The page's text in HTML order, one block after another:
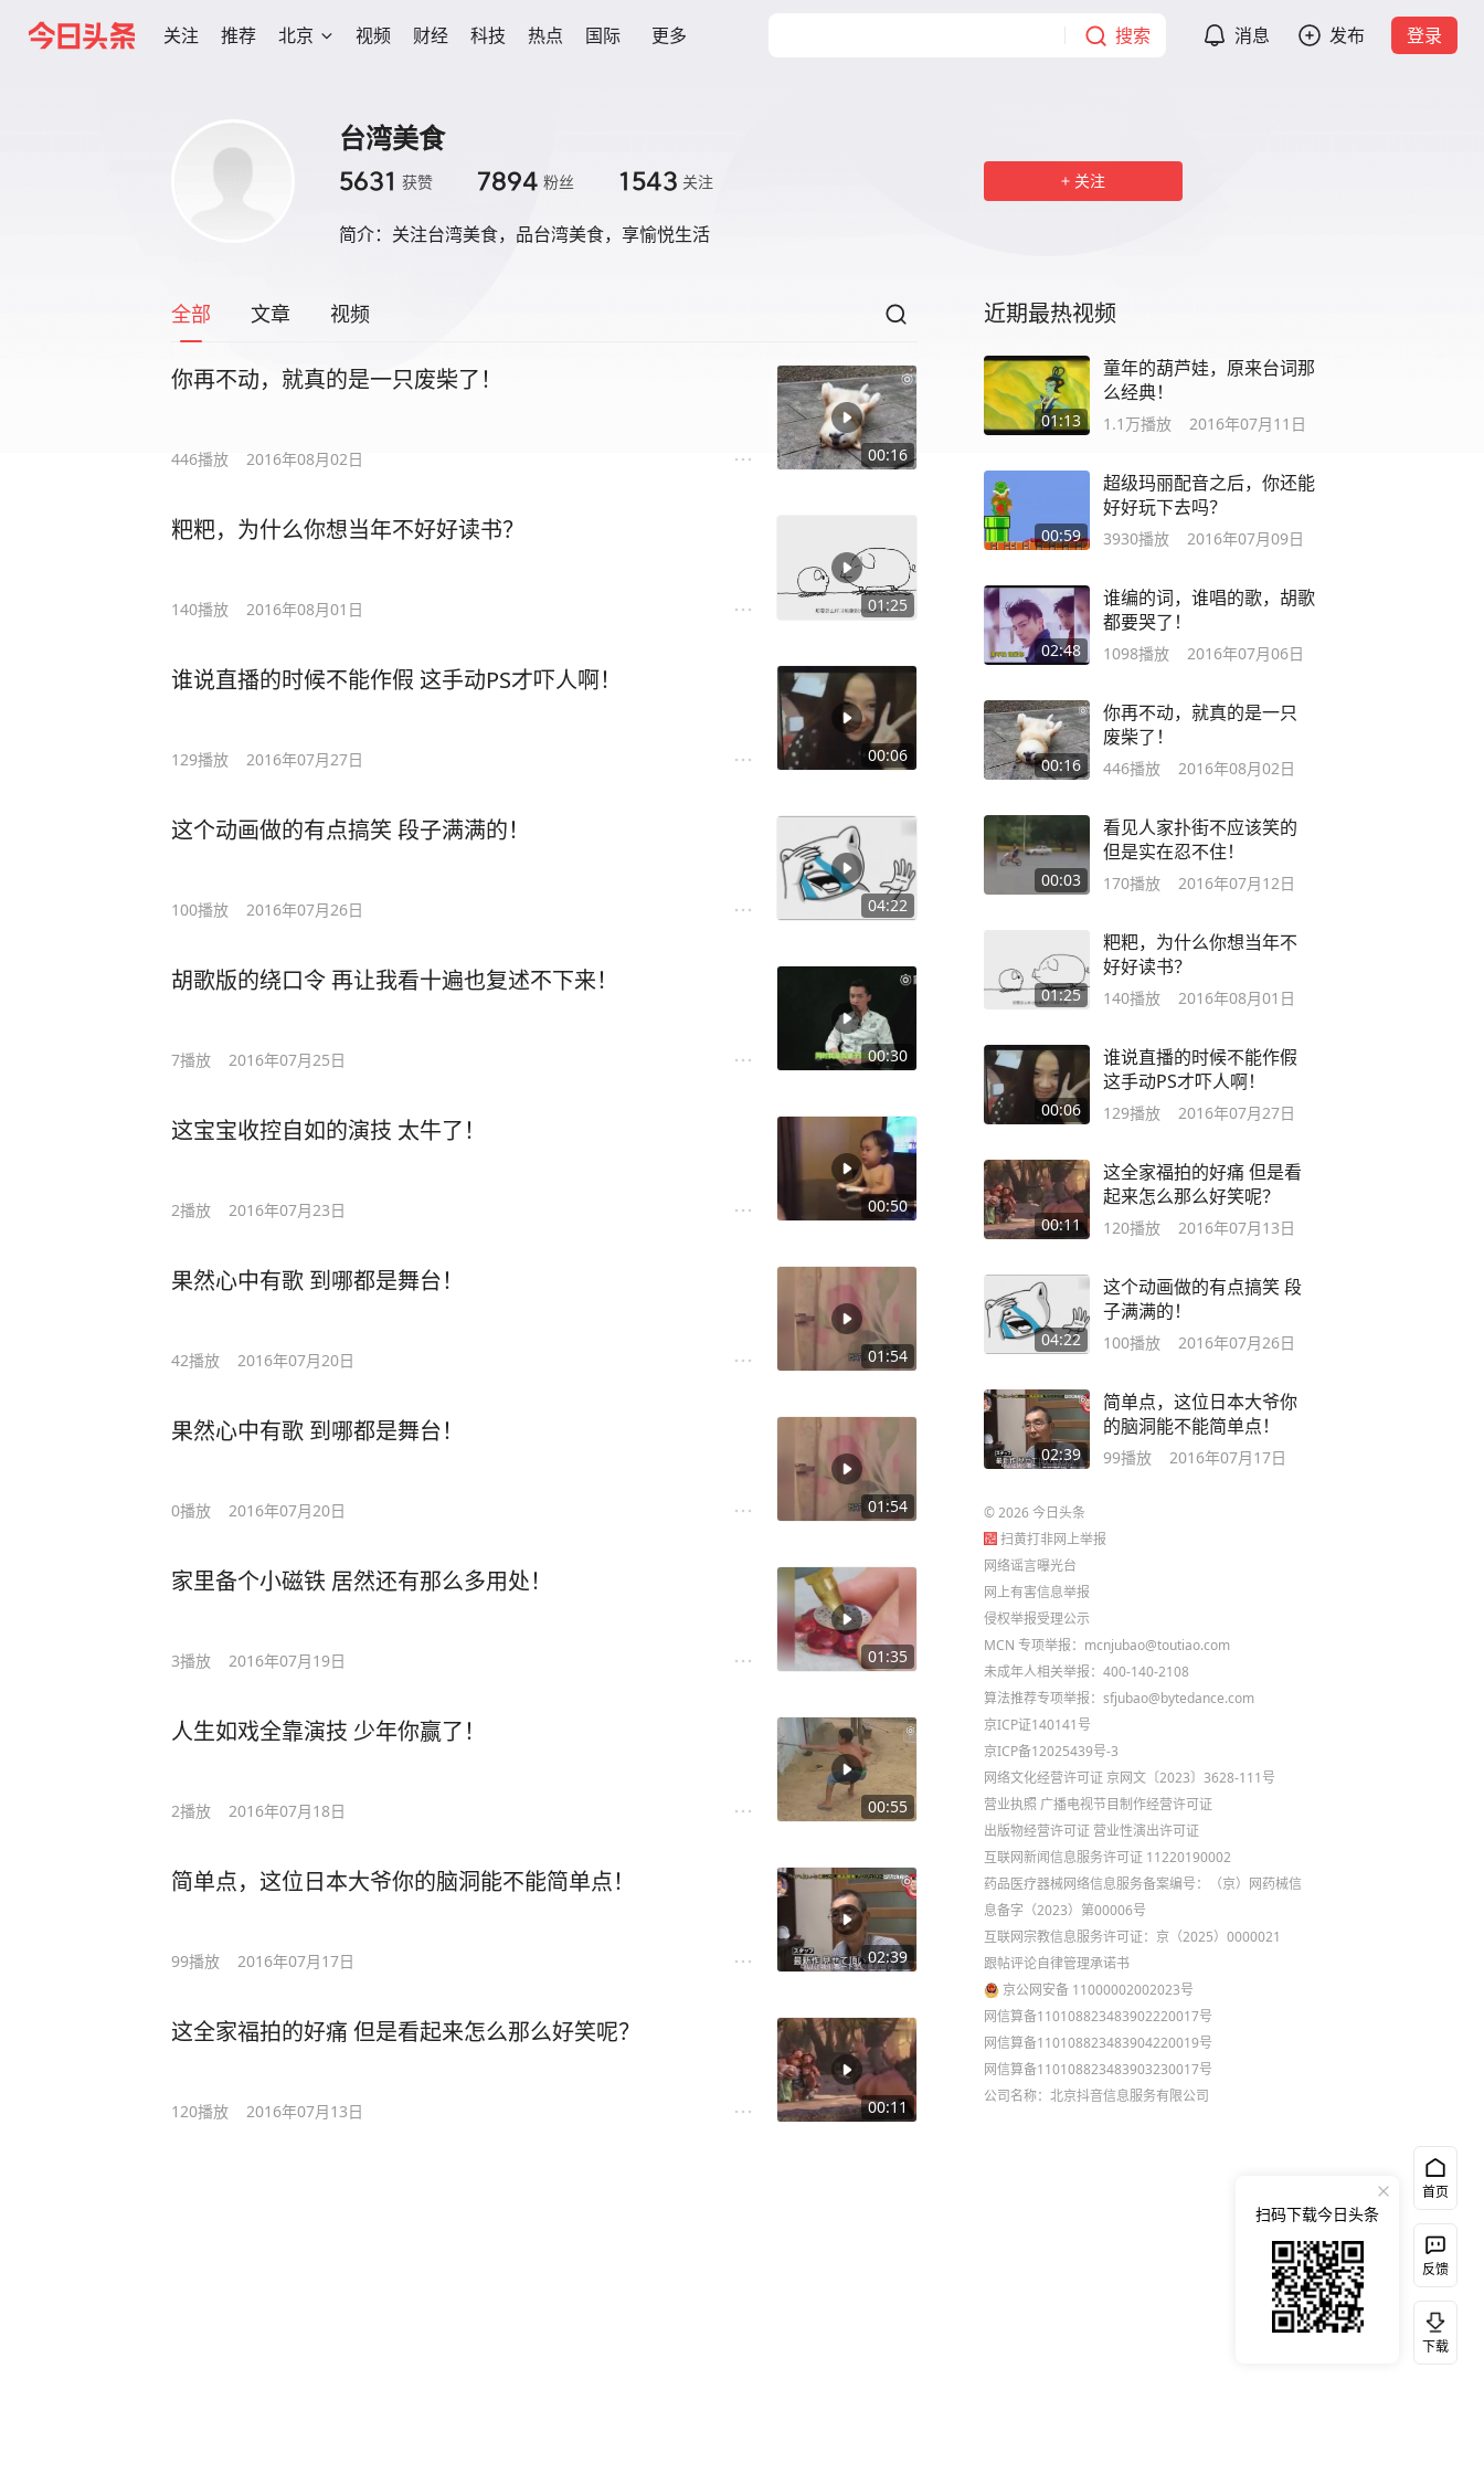
关注 推荐 北京 视频 财经 科技 热点 国际 更多 搜索 消息 发布 登录
台湾美食
5631 获赞 7894 粉丝 1543 关注
简介： 关注台湾美食，品台湾美食，享愉悦生活
关注
全部 文章 视频
00:16
你再不动，就真的是一只废柴了！
446播放 2016年08月02日
01:25
粑粑，为什么你想当年不好好读书？
140播放 2016年08月01日
00:06
谁说直播的时候不能作假 这手动PS才吓人啊！
129播放 2016年07月27日
04:22
这个动画做的有点搞笑 段子满满的！
100播放 2016年07月26日
00:30
胡歌版的绕口令 再让我看十遍也复述不下来！
7播放 2016年07月25日
00:50
这宝宝收控自如的演技 太牛了！
2播放 2016年07月23日
01:54
果然心中有歌 到哪都是舞台！
42播放 2016年07月20日
01:54
果然心中有歌 到哪都是舞台！
0播放 2016年07月20日
01:35
家里备个小磁铁 居然还有那么多用处！
3播放 2016年07月19日
00:55
人生如戏全靠演技 少年你赢了！
2播放 2016年07月18日
02:39
简单点，这位日本大爷你的脑洞能不能简单点！
99播放 2016年07月17日
00:11
这全家福拍的好痛 但是看起来怎么那么好笑呢？
120播放 2016年07月13日
近期最热视频
01:13
童年的葫芦娃，原来台词那
么经典！
1.1万播放 2016年07月11日
00:59
超级玛丽配音之后，你还能
好好玩下去吗？
3930播放 2016年07月09日
02:48
谁编的词，谁唱的歌，胡歌
都要哭了！
1098播放 2016年07月06日
00:16
你再不动，就真的是一只
废柴了！
446播放 2016年08月02日
00:03
看见人家扑街不应该笑的
但是实在忍不住！
170播放 2016年07月12日
01:25
粑粑，为什么你想当年不
好好读书？
140播放 2016年08月01日
00:06
谁说直播的时候不能作假
这手动PS才吓人啊！
129播放 2016年07月27日
00:11
这全家福拍的好痛 但是看
起来怎么那么好笑呢？
120播放 2016年07月13日
04:22
这个动画做的有点搞笑 段
子满满的！
100播放 2016年07月26日
02:39
简单点，这位日本大爷你
的脑洞能不能简单点！
99播放 2016年07月17日
©2026今日头条
扫黄打非网上举报
网络谣言曝光台
网上有害信息举报
侵权举报受理公示
MCN 专项举报：mcnjubao@toutiao.com
未成年人相关举报：400-140-2108
算法推荐专项举报：sfjubao@bytedance.com
京ICP证140141号
京ICP备12025439号-3
网络文化经营许可证 京网文〔2023〕3628-111号
营业执照 广播电视节目制作经营许可证
出版物经营许可证 营业性演出许可证
互联网新闻信息服务许可证 11220190002
药品医疗器械网络信息服务备案编号：（京）网药械信
息备字（2023）第00006号
互联网宗教信息服务许可证：京（2025）0000021
跟帖评论自律管理承诺书
京公网安备 11000002002023号
网信算备110108823483902220017号
网信算备110108823483904220019号
网信算备110108823483903230017号
公司名称：北京抖音信息服务有限公司
首页
反馈
下载
扫码下载今日头条